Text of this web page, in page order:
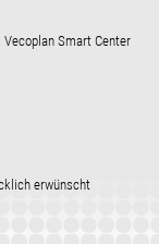
Smart Center
erwünscht